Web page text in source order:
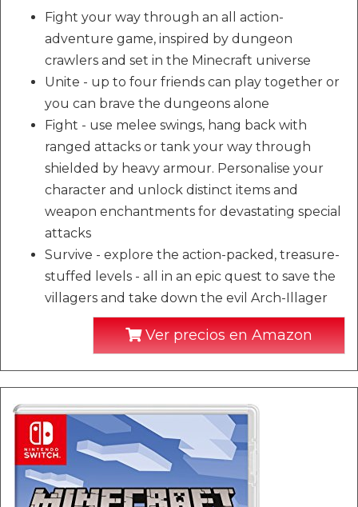
Fight your way through an all action-
adventure game, inspired by dungeon
crawlers and set in the Minecraft universe
Unite - up to four friends can play together or
you can brave the dungeons alone
Fight - use melee swings, hang back with
ranged attacks or tank your way through
shielded by heavy armour. Personalise your
character and unlock distinct items and
weapon enchantments for devastating special
attacks
Survive - explore the action-packed, treasure-
stuffed levels - all in an epic quest to save the
villagers and take down the evil Arch-Illager
Ver precios en Amazon